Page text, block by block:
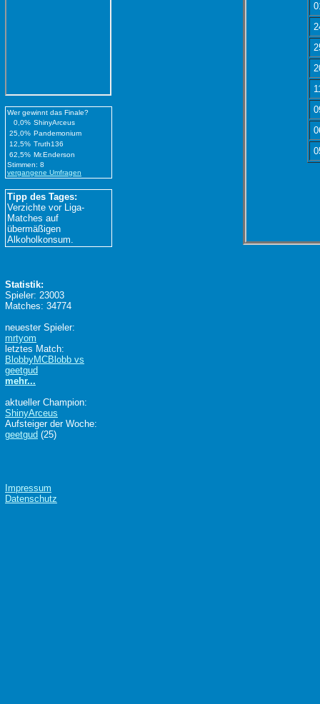
Wer gewinnt das Finale?
0,0% ShinyArceus
25,0% Pandemonium
12,5% Truth136
62,5% Mr.Enderson
Stimmen: 8
vergangene Umfragen
Tipp des Tages:
Verzichte vor Liga-
Matches auf
übermäßigen
Alkoholkonsum.
Statistik:
Spieler: 23003
Matches: 34774
neuester Spieler:
mrtyom
letztes Match:
BlobbyMCBlobb vs
geetgud
mehr...
aktueller Champion:
ShinyArceus
Aufsteiger der Woche:
geetgud (25)
Impressum
Datenschutz